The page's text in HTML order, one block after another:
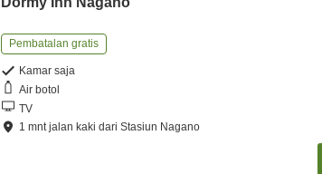
Pembatalan gratis
Kamar saja
Air botol
TV
1 mntjalan kaki dariStasiun Nagano